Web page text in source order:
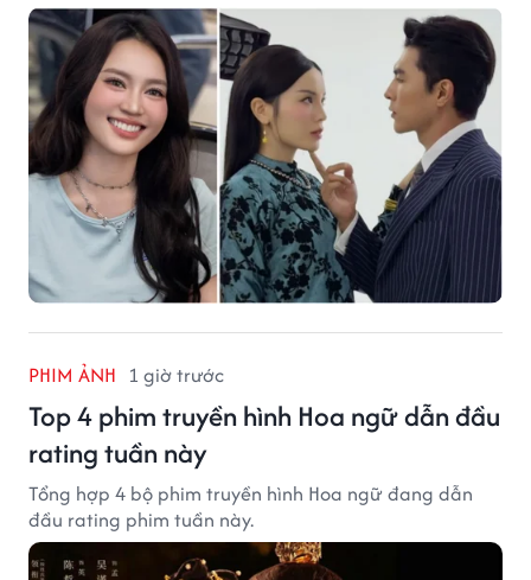
PHIM ẢNH 1 giờ trước
Top 4 phim truyền hình Hoa ngữ dẫn đầu
rating tuần này
Tổng hợp 4 bộ phim truyền hình Hoa ngữ đang dẫn
đầu rating phim tuần này.